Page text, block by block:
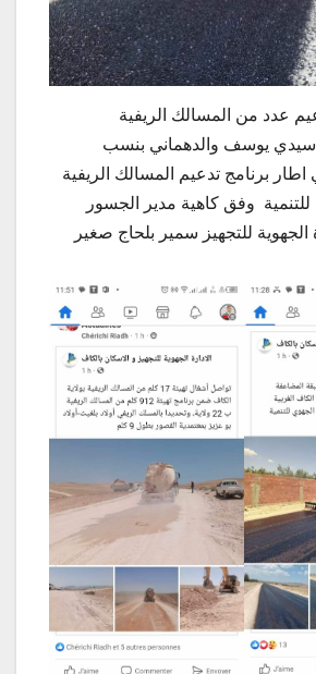
عدد من المسالك الريفية
سيدي يوسف والدهماني بنسب
برنامج تدعيم المسالك الريفية
للتنمية وفق كاهية مدير الجسور
الجهوية للتجهيز سمير بلحاج صغير